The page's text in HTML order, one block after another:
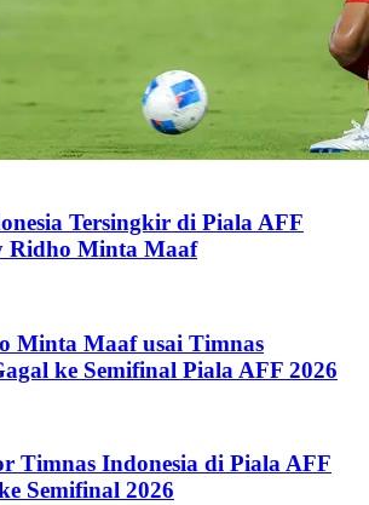
Tersingkir di Piala AFF
Ridho Minta Maaf
Minta Maaf usai Timnas
ke Semifinal Piala AFF 2026
Timnas Indonesia di Piala AFF
Semifinal 2026